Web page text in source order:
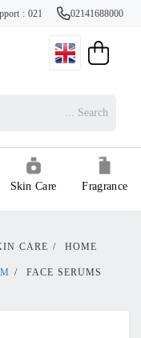
: 021 02141688000
Fragrance
Skin Care
HOME
/
CARE
FACE SERUMS
/